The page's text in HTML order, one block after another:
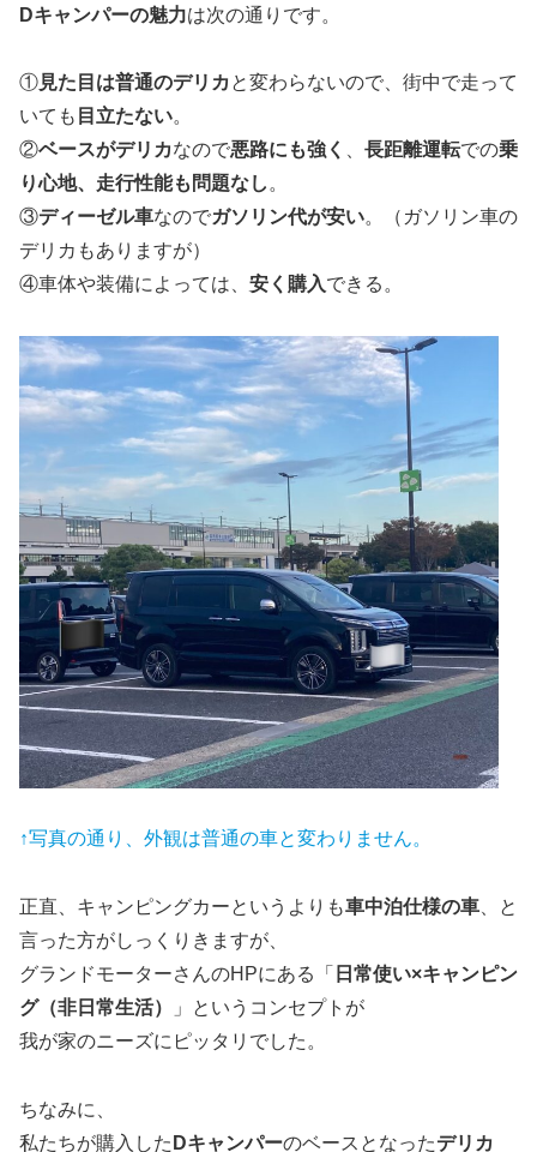
Dキャンパーの魅力は次の通りです。
①見た目は普通のデリカ と変わらないので、街中で走って
いても 目立たない。
②ベースがデリカなので悪路にも強く 長距離運転での乗
り心地、走行性能も問題なし 。
③ディーゼル車なのでガソリン代が安い。（ガソリン車の
デリカもありますが）
④車体や装備によっては、 安く購入できる。
↑写真の通り、外観は普通の車と変わりません。
正直、キャンピングカーというよりも車中泊仕様の車 、と
言った方がしっくりきますが、
グランドモーターさんのHPにある「 日常使い×キャンピン
グ（非日常生活）
」というコンセプトが
我が家のニーズにピッタリでした。
ちなみに、
私たちが購入した Dキャンパーのベースとなったデリカ